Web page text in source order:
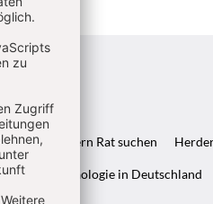
& Wenn Eltern Rat suchen
& Archäologie in Deutschland